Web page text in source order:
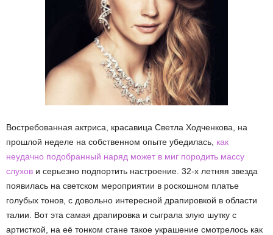
Востребованная актриса, красавица Светла Ходченкова, на
прошлой неделе на собственном опыте убедилась, как
неудачно подобранный наряд может в миг породить массу
слухов и серьезно подпортить настроение. 32-х летняя звезда
появилась на светском мероприятии в роскошном платье
голубых тонов, с довольно интересной драпировкой в области
талии. Вот эта самая драпировка и сыграла злую шутку с
артисткой, на её тонком стане такое украшение смотрелось как